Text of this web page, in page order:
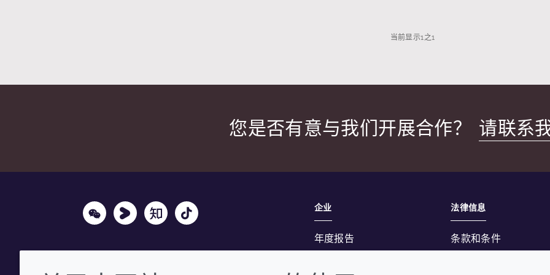
当前显示1 之1
您是否有意与我们开展合作？ 请联系
WechatYoukuZhihu Tiktok
企业
年度报告
法律信息
条款和条件